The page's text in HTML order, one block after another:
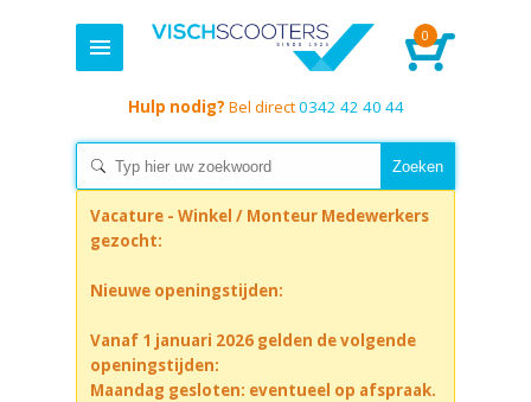
0
Hulp nodig? Bel direct0342 42 40 44
Vacature - Winkel / Monteur Medewerkers
gezocht:
Nieuwe openingstijden:
Vanaf 1 januari 2026 gelden de volgende
openingstijden:
Maandag gesloten: eventueel op afspraak.